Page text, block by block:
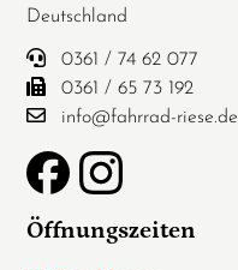
Deutschland
0361 / 74 62 077
0361 / 65 73 192
info@fahrrad-riese.de
Öffnungszeiten